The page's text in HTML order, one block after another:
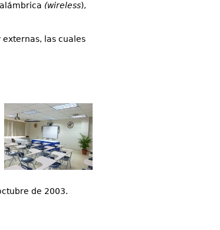
(wireless),
las cuales
de 2003.